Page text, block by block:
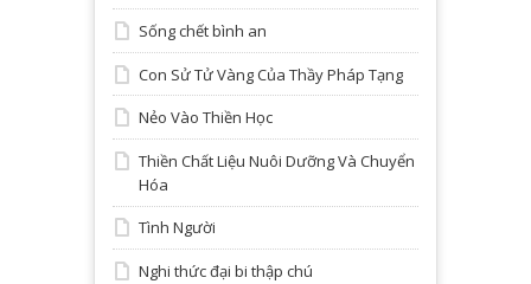
Sống chết bình an
Con Sử Tử Vàng Của Thầy Pháp Tạng
Nẻo Vào Thiền Học
Thiền Chất Liệu Nuôi Dưỡng Và Chuyển
Hóa
Tình Người
Nghi thức đại bi thập chú